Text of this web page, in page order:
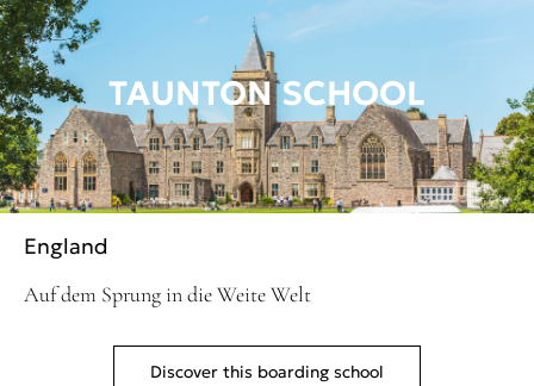
TAUNTON SCHOOL
England
Auf dem Sprung in die Weite Welt
Discover this boarding school